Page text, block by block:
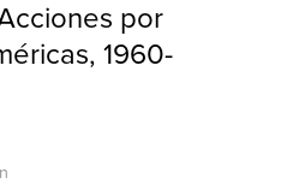
por
1960-